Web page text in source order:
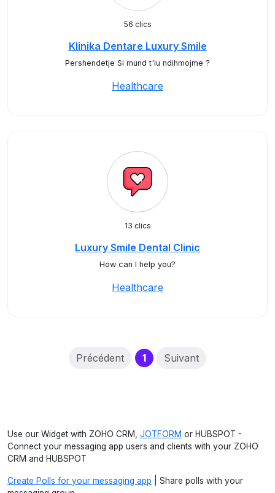
56 clics
Klinika Dentare Luxury Smile
Pershendetje Si mund t'iu ndihmojme ?
Healthcare
13 clics
Luxury Smile Dental Clinic
How can I help you?
Healthcare
Précédent 1(current)
Suivant
Use our Widget with ZOHO CRM, JOTFORM or HUBSPOT -
Connect your messaging app users and clients with your ZOHO
CRM and HUBSPOT
Create Polls for your messaging app | Share polls with your